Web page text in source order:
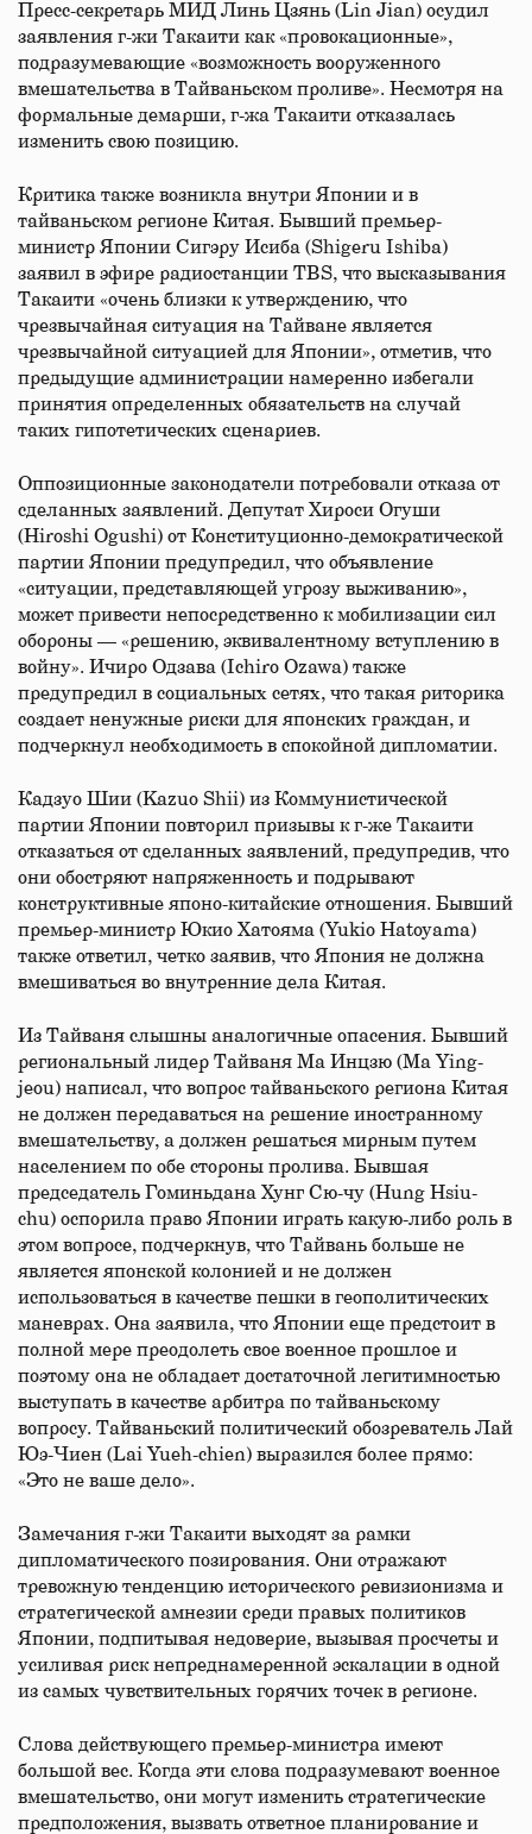
Пресс-секретарь МИД Линь Цзянь (Lin Jian) осудил
заявления г-жи Такаити как «провокационные»,
подразумевающие «возможность вооруженного
вмешательства в Тайваньском проливе». Несмотря на
формальные демарши, г-жа Такаити отказалась
изменить свою позицию.
Критика также возникла внутри Японии и в
тайваньском регионе Китая. Бывший премьер-
министр Японии Сигэру Исиба (Shigeru Ishiba)
заявил в эфире радиостанции TBS, что высказывания
Такаити «очень близки к утверждению, что
чрезвычайная ситуация на Тайване является
чрезвычайной ситуацией для Японии», отметив, что
предыдущие администрации намеренно избегали
принятия определенных обязательств на случай
таких гипотетических сценариев.
Оппозиционные законодатели потребовали отказа от
сделанных заявлений. Депутат Хироси Огуши
(Hiroshi Ogushi) от Конституционно-демократической
партии Японии предупредил, что объявление
«ситуации, представляющей угрозу выживанию»,
может привести непосредственно к мобилизации сил
обороны — «решению, эквивалентному вступлению в
войну». Ичиро Одзава (Ichiro Ozawa) также
предупредил в социальных сетях, что такая риторика
создает ненужные риски для японских граждан, и
подчеркнул необходимость в спокойной дипломатии.
Кадзуо Шии (Kazuo Shii) из Коммунистической
партии Японии повторил призывы к г-же Такаити
отказаться от сделанных заявлений, предупредив, что
они обостряют напряженность и подрывают
конструктивные японо-китайские отношения. Бывший
премьер-министр Юкио Хатояма (Yukio Hatoyama)
также ответил, четко заявив, что Япония не должна
вмешиваться во внутренние дела Китая.
Из Тайваня слышны аналогичные опасения. Бывший
региональный лидер Тайваня Ма Инцзю (Ma Ying-
jeou) написал, что вопрос тайваньского региона Китая
не должен передаваться на решение иностранному
вмешательству, а должен решаться мирным путем
населением по обе стороны пролива. Бывшая
председатель Гоминьдана Хунг Сю-чу (Hung Hsiu-
chu) оспорила право Японии играть какую-либо роль в
этом вопросе, подчеркнув, что Тайвань больше не
является японской колонией и не должен
использоваться в качестве пешки в геополитических
маневрах. Она заявила, что Японии еще предстоит в
полной мере преодолеть свое военное прошлое и
поэтому она не обладает достаточной легитимностью
выступать в качестве арбитра по тайваньскому
вопросу. Тайваньский политический обозреватель Лай
Юэ-Чиен (Lai Yueh-chien) выразился более прямо:
«Это не ваше дело».
Замечания г-жи Такаити выходят за рамки
дипломатического позирования. Они отражают
тревожную тенденцию исторического ревизионизма и
стратегической амнезии среди правых политиков
Японии, подпитывая недоверие, вызывая просчеты и
усиливая риск непреднамеренной эскалации в одной
из самых чувствительных горячих точек в регионе.
Слова действующего премьер-министра имеют
большой вес. Когда эти слова подразумевают военное
вмешательство, они могут изменить стратегические
предположения, вызвать ответное планирование и